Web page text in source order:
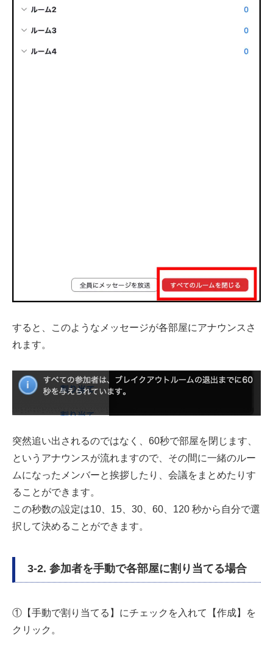
すると、このようなメッセージが各部屋にアナウンスさ
れます。
突然追い出されるのではなく、60秒で部屋を閉じます、
というアナウンスが流れますので、その間に一緒のルー
ムになったメンバーと挨拶したり、会議をまとめたりす
ることができます。
この秒数の設定は10、15、30、60、120 秒から自分で選
択して決めることができます。
3-2. 参加者を手動で各部屋に割り当てる場合
①【手動で割り当てる】にチェックを入れて【作成】を
クリック。